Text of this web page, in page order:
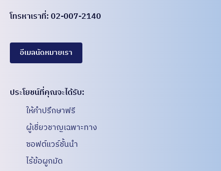
โทรหาเราที่: 02-007-2140
อีเมลนัดหมายเรา
ประโยชน์ที่คุณจะได้รับ:​
ให้คำปรึกษาฟรี
ผู้เชี่ยวชาญเฉพาะทาง
ซอฟต์แวร์ชั้นนำ
ไร้ข้อผูกมัด